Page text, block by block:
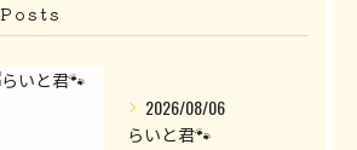
Posts
2026/08/06
らいと君🐾